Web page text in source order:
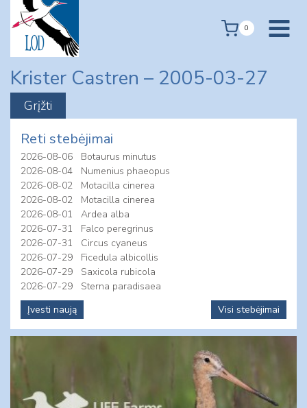
content
0
Krister Castren – 2005-03-27
Reti stebėjimai
2026-08-06
Botaurus minutus
2026-08-04
Numenius phaeopus
2026-08-02
Motacilla cinerea
2026-08-02
Motacilla cinerea
2026-08-01
Ardea alba
2026-07-31
Falco peregrinus
2026-07-31
Circus cyaneus
2026-07-29
Ficedula albicollis
2026-07-29
Saxicola rubicola
2026-07-29
Sterna paradisaea
Įvesti naują
Visi stebėjimai